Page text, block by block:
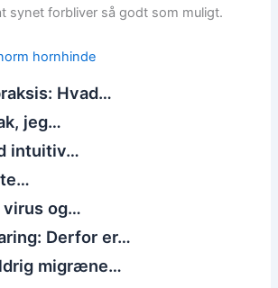
synet forbliver så godt som muligt.
hornhinde
Hvad…
jeg…
intuitiv…
virus og…
Derfor er…
migræne…